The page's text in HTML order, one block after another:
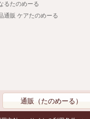
るたのめーる
通販 ケアたのめーる
通販（たのめーる）